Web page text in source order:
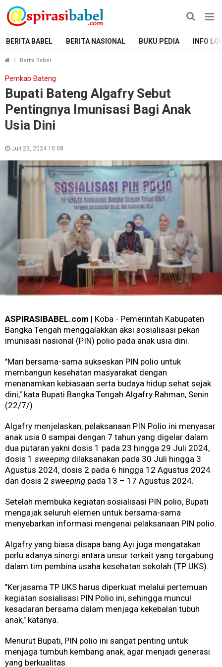
BERITA BABEL BERITA NASIONAL BUKU PEDIA INFO
Berita Babel
Pemkab Bateng
Bupati Bateng Algafry Sebut
Pentingnya Imunisasi Bagi Anak
Usia Dini
Juli 23, 2024 10:08
ASPIRASIBABEL.com | Koba - Pemerintah Kabupaten
Bangka Tengah menggalakkan aksi sosialisasi pekan
imunisasi nasional (PIN) polio pada anak usia dini.
"Mari bersama-sama sukseskan PIN polio untuk
membangun kesehatan masyarakat dengan
menanamkan kebiasaan serta budaya hidup sehat sejak
dini," kata Bupati Bangka Tengah Algafry Rahman, Senin
(22/7/).
Algafry menjelaskan, pelaksanaan PIN Polio ini menyasar
anak usia 0 sampai dengan 7 tahun yang digelar dalam
dua putaran yakni dosis 1 pada 23 hingga 29 Juli 2024,
dosis 1 sweeping dilaksanakan pada 30 Juli hingga 3
Agustus 2024, dosis 2 pada 6 hingga 12 Agustus 2024
dan dosis 2 sweeping pada 13 – 17 Agustus 2024.
Setelah membuka kegiatan sosialisasi PIN polio, Bupati
mengajak seluruh elemen untuk bersama-sama
menyebarkan informasi mengenai pelaksanaan PIN polio.
Algafry yang biasa disapa bang Ayi juga mengatakan
perlu adanya sinergi antara unsur terkait yang tergabung
dalam tim pembina usaha kesehatan sekolah (TP UKS).
"Kerjasama TP UKS harus diperkuat melalui pertemuan
kegiatan sosialisasi PIN Polio ini, sehingga muncul
kesadaran bersama dalam menjaga kekebalan tubuh
anak," katanya.
Menurut Bupati, PIN polio ini sangat penting untuk
menjaga tumbuh kembang anak, agar menjadi generasi
yang berkualitas.